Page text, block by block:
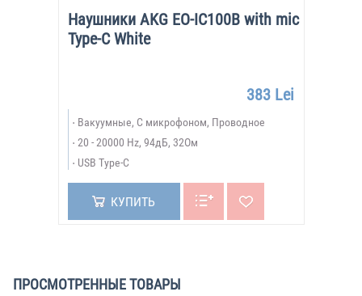
Наушники AKG EO-IC100B with mic
Type-C White
383 Lei
Вакуумные, С микрофоном, Проводное
20 - 20000 Hz, 94дБ, 32Ом
USB Type-C
КУПИТЬ
ПРОСМОТРЕННЫЕ ТОВАРЫ